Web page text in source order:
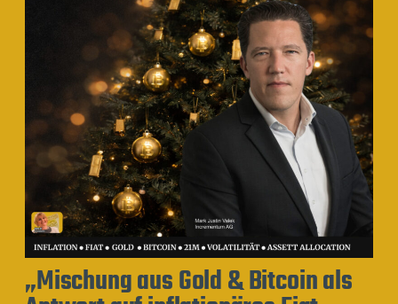
„Mischung aus Gold & Bitcoin als